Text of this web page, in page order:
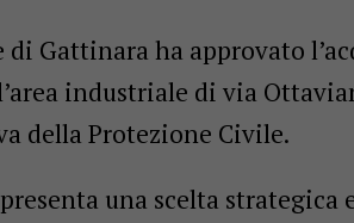
Gattinara ha approvato
industriale di via
della Protezione Civile.
una scelta strategica